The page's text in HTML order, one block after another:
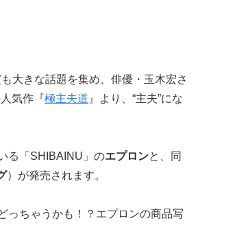
も大きな話題を集め、俳優・玉木宏さ
気作『極主夫道 』より、“主夫”にな
る「SHIBAINU」のエプロンと、同
）が発売されます。
っちゃうかも！？エプロンの商品写